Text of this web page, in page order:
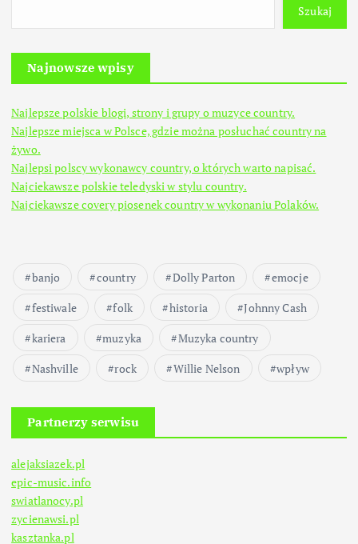
Szukaj
Najnowsze wpisy
Najlepsze polskie blogi, strony i grupy o muzyce country.
Najlepsze miejsca w Polsce, gdzie można posłuchać country na
żywo.
Najlepsi polscy wykonawcy country, o których warto napisać.
Najciekawsze polskie teledyski w stylu country.
Najciekawsze covery piosenek country w wykonaniu Polaków.
banjo country Dolly Parton
emocje
festiwale
folk historia
Johnny Cash
kariera
muzyka
Muzyka country
Nashville
rock Willie Nelson wpływ
Partnerzy serwisu
alejaksiazek.pl
epic-music.info
swiatlanocy.pl
zycienawsi.pl
kasztanka.pl